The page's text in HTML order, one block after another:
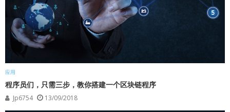
应用
程序员们，只需三步，教你搭建一个区块链程序
Jp6754 13/09/2018